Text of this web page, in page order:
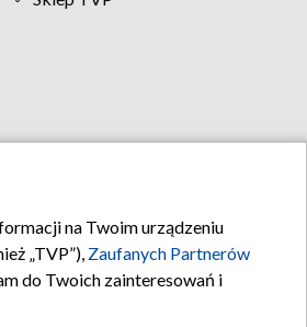
na Twoim urządzeniu
„TVP”), Zaufanych Partnerów
do Twoich zainteresowań i